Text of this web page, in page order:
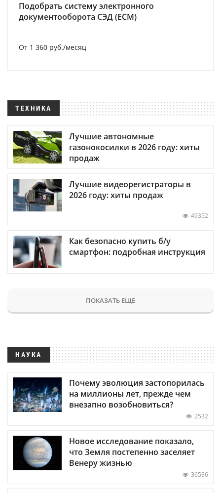
Подобрать систему электронного
документооборота СЭД (ECM)
От 1 360 руб./месяц
ТЕХНИКА
Лучшие автономные
газонокосилки в 2026 году: хиты
продаж
Лучшие видеорегистраторы в
2026 году: хиты продаж
49352
Как безопасно купить б/у
смартфон: подробная инструкция
ПОКАЗАТЬ ЕЩЕ
НАУКА
Почему эволюция застопорилась
на миллионы лет, прежде чем
внезапно возобновиться?
2532
Новое исследование показало,
что Земля постепенно заселяет
Венеру жизнью
36536